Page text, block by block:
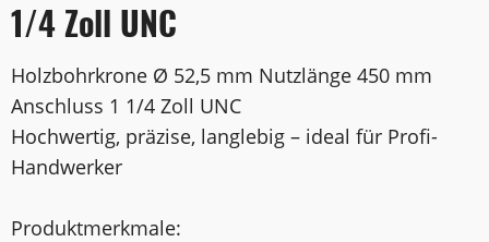
1/4 Zoll UNC
Holzbohrkrone Ø 52,5 mm Nutzlänge 450 mm
Anschluss 1 1/4 Zoll UNC
Hochwertig, präzise, langlebig – ideal für Profi-
Handwerker
Produktmerkmale: